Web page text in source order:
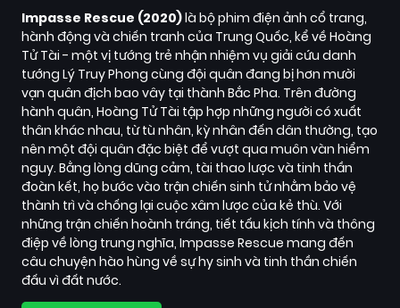
Impasse Rescue (2020)là bộ phim điện ảnh cổ trang,
hành động và chiến tranh của Trung Quốc, kể về Hoàng
Tử Tài - một vị tướng trẻ nhận nhiệm vụ giải cứu danh
tướng Lý Truy Phong cùng đội quân đang bị hơn mười
vạn quân địch bao vây tại thành Bắc Pha. Trên đường
hành quân, Hoàng Tử Tài tập hợp những người có xuất
thân khác nhau, từ tù nhân, kỳ nhân đến dân thường, tạo
nên một đội quân đặc biệt để vượt qua muôn vàn hiểm
nguy. Bằng lòng dũng cảm, tài thao lược và tinh thần
đoàn kết, họ bước vào trận chiến sinh tử nhằm bảo vệ
thành trì và chống lại cuộc xâm lược của kẻ thù. Với
những trận chiến hoành tráng, tiết tấu kịch tính và thông
điệp về lòng trung nghĩa, Impasse Rescue mang đến
câu chuyện hào hùng về sự hy sinh và tinh thần chiến
đấu vì đất nước.